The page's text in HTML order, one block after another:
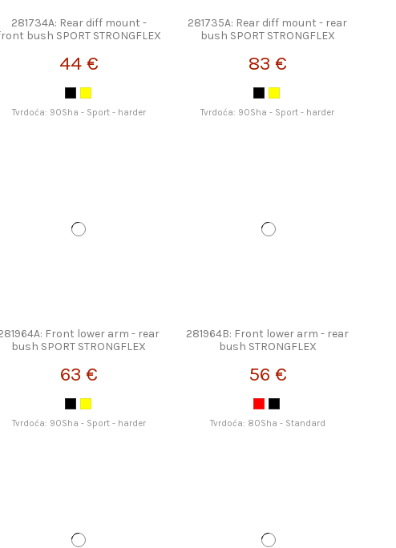
281734A: Rear diff mount -
bush SPORT STRONGFLEX
44 €
Tvrdoća: 90Sha - Sport - harder
281735A: Rear diff mount - rear
bush SPORT STRONGFLEX
83 €
Tvrdoća: 90Sha - Sport - harder
Front lower arm - rear
bush SPORT STRONGFLEX
63 €
Tvrdoća: 90Sha - Sport - harder
281964B: Front lower arm - rear
bush STRONGFLEX
56 €
Tvrdoća: 80Sha - Standard